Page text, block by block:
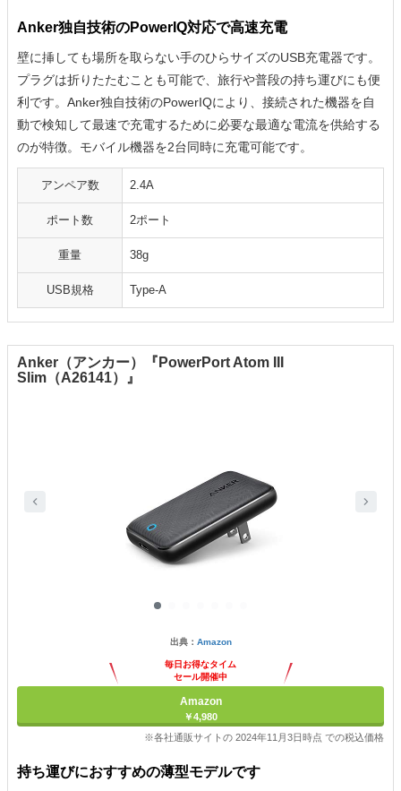
Anker独自技術のPowerIQ対応で高速充電
壁に挿しても場所を取らない手のひらサイズのUSB充電器です。
プラグは折りたたむことも可能で、旅行や普段の持ち運びにも便
利です。Anker独自技術のPowerIQにより、接続された機器を自
動で検知して最速で充電するために必要な最適な電流を供給する
のが特徴。モバイル機器を2台同時に充電可能です。
アンペア数 2.4A
ポート数 2ポート
重量 38g
USB規格 Type-A
Anker（アンカー）『PowerPort Atom III
Slim（A26141）』
出典： Amazon
毎日お得なタイム
セール開催中
Amazon
￥4,980
※各社通販サイトの 2024年11月3日時点 での税込価格
持ち運びにおすすめの薄型モデルです